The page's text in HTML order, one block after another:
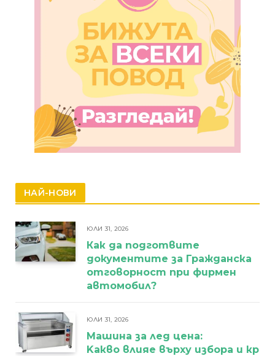
НАЙ-НОВИ
ЮЛИ 31, 2026
Как да подготвите
документите за Гражданска
отговорност при фирмен
автомобил?
ЮЛИ 31, 2026
Машина за лед цена:
Kакво влияе върху избора и